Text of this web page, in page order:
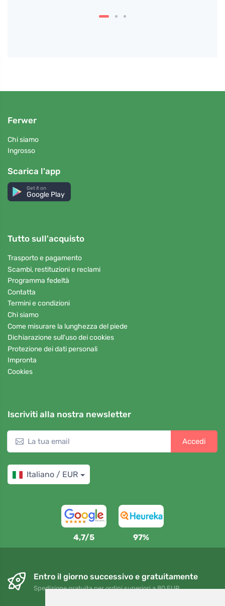
Ferwer
Chi siamo
Ingrosso
Scarica l'app
Get it on
Google Play
Tutto sull'acquisto
Trasporto e pagamento
Scambi, restituzioni e reclami
Programma fedeltà
Contatta
Termini e condizioni
Chi siamo
Come misurare la lunghezza del piede
Dichiarazione sull'uso dei cookies
Protezione dei dati personali
Impronta
Cookies
Iscriviti alla nostra newsletter
Accedi
Italiano / EUR
4,7/5 97%
Entro il giorno successivo e gratuitamente
Spedizione gratuita per ordini superiori a 80 EUR